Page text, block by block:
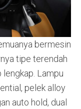
bermesin
tipe terendah
lengkap. Lampu
pelek alloy
auto hold, dual